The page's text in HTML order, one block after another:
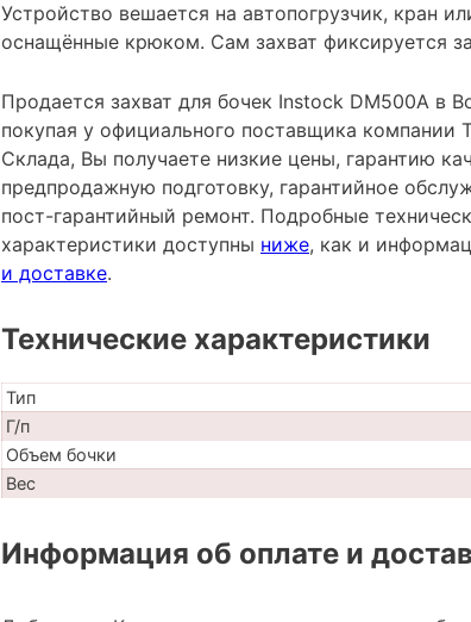
Устройство вешается на автопогрузчик, кран
оснащённые крюком. Сам захват фиксируется
Продается захват для бочек Instock DM500A в
покупая у официального поставщика компании
Склада, Вы получаете низкие цены, гарантию
предпродажную подготовку, гарантийное
пост-гарантийный ремонт. Подробные
характеристики доступны ниже, как и
и доставке.
Технические характеристики
Тип
Г/п
Объем бочки
Вес
Информация об оплате и